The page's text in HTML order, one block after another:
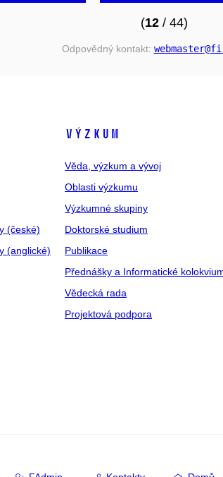
(12/ 44)
Odpovědný kontakt: webmaster@fi
(české)
(anglické)
VÝZKUM
Věda, výzkum a vývoj
Oblasti výzkumu
Výzkumné skupiny
Doktorské studium
Publikace
Přednášky a Informatické
Vědecká rada
Projektová podpora